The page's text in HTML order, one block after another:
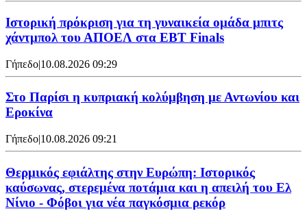
Ιστορική πρόκριση για τη γυναικεία ομάδα μπιτς
χάντμπολ του ΑΠΟΕΛ στα EBT Finals
Γήπεδο|10.08.2026 09:29
Στο Παρίσι η κυπριακή κολύμβηση με Αντωνίου και
Εροκίνα
Γήπεδο|10.08.2026 09:21
Θερμικός εφιάλτης στην Ευρώπη: Ιστορικός
καύσωνας, στερεμένα ποτάμια και η απειλή του Ελ
Νίνιο - Φόβοι για νέα παγκόσμια ρεκόρ